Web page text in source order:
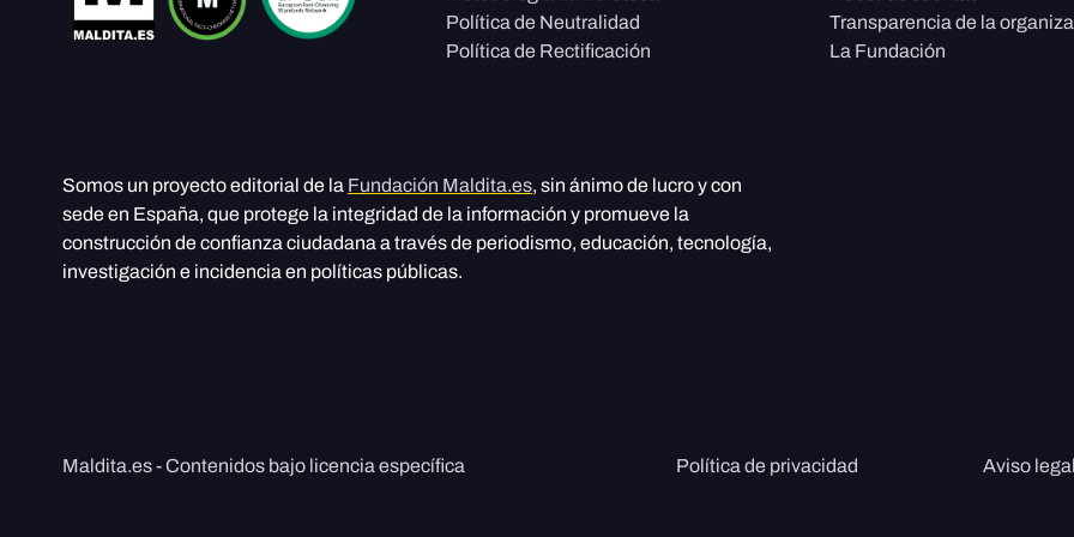
Política de Neutralidad
Política de Rectificación
Transparencia de la
La Fundación
Somos un proyecto editorial de la Fundación Maldita.es, sin ánimo de lucro y con
sede en España, que protege la integridad de la información y promueve la
construcción de confianza ciudadana a través de periodismo, educación, tecnología,
investigación e incidencia en políticas públicas.
Maldita.es - Contenidos bajo licencia específica Política de privacidad Aviso legal